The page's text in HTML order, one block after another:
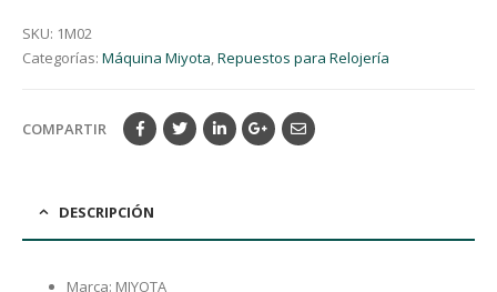
SKU: 1M02
Categorías: Máquina Miyota,Repuestos para Relojería
COMPARTIR
DESCRIPCIÓN
Marca: MIYOTA